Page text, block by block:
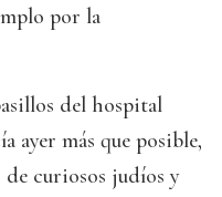
por la
del hospital
ayer más que posible,
curiosos judíos y